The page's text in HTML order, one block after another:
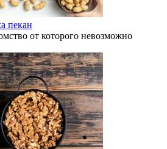
пекан
от которого невозможно